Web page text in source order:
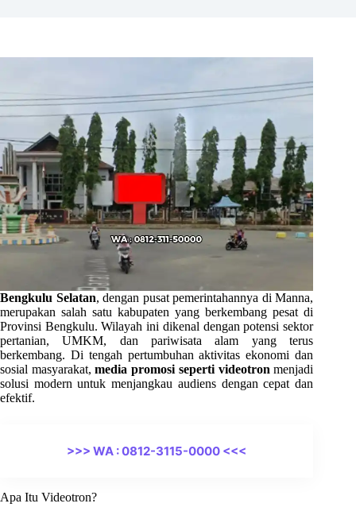
Bengkulu Selatan, dengan pusat pemerintahannya di Manna,
merupakan salah satu kabupaten yang berkembang pesat di
Provinsi Bengkulu. Wilayah ini dikenal dengan potensi sektor
pertanian, UMKM, dan pariwisata alam yang terus
berkembang. Di tengah pertumbuhan aktivitas ekonomi dan
sosial masyarakat,media promosi seperti videotron menjadi
solusi modern untuk menjangkau audiens dengan cepat dan
efektif.
>>> WA : 0812-3115-0000 <<<
Apa Itu Videotron?